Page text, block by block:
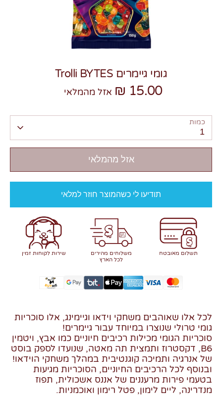
גומי גיימרים Trolli BYTES
15.00 ₪ אזל מהמלאי
כמות
1
אזל מהמלאי
תודיעו לי כשהמוצר חוזר למלאי
תשלום מאובטח
משלוחים מהירים
לכל הארץ
שירות לקוחות זמין
לכל אלו שאוהבים משחקי וידאו וגיימינג, אלו סוכריות
גומי טרולי שנוצרו במיוחד עבור גיימרים!
סוכריות הגומי מכילות רכיבים חיוניים כמו אבץ, ויטמין
B6, דקסטרוז ותמצית תה מאטה, שנועדו לספק בוסט
של אנרגיה ותמיכה קוגנטיבית במהלך משחקי הוידאו!
ובנוסף לכל הרכיבים החיוניים, הסוכריות מגיעות
בטעמי פירות מרעננים של אננס אשכולית, תפוז
מנדרינה, ליים לימון, פטל רימון ואוכמניות.